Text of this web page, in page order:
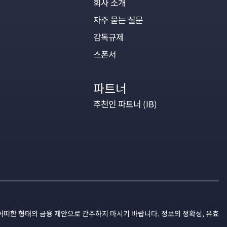
회사 소개
자주 묻는 질문
감독규제
스폰서
파트너
추천인 파트너 (IB)
한 형태의 금융 제안으로 간주하지 마시기 바랍니다. 정보의 정확성, 유효